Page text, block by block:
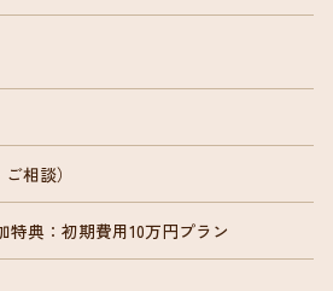
相談）
典：初期費用10万円プラン